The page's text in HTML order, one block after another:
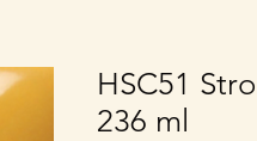
HSC51
236 ml